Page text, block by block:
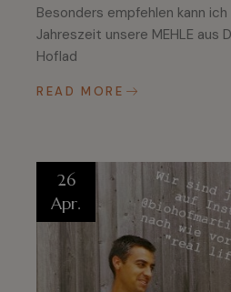
Besonders empfehlen kann
Jahreszeit unsere MEHLE aus
Hoflad
READ MORE
26
Apr.